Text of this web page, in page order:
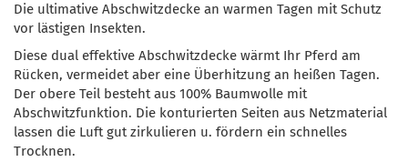
Die ultimative Abschwitzdecke an warmen Tagen mit Schutz
vor lästigen Insekten.
Diese dual effektive Abschwitzdecke wärmt Ihr Pferd am
Rücken, vermeidet aber eine Überhitzung an heißen Tagen.
Der obere Teil besteht aus 100% Baumwolle mit
Abschwitzfunktion. Die konturierten Seiten aus Netzmaterial
lassen die Luft gut zirkulieren u. fördern ein schnelles
Trocknen.